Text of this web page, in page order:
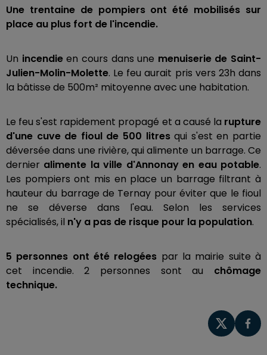
Une trentaine de pompiers ont été mobilisés sur
place au plus fort de l'incendie.
Un incendieen cours dans une menuiserie de Saint-
Julien-Molin-Molette. Le feu aurait pris vers 23h dans
la bâtisse de 500m² mitoyenne avec une habitation.
Le feu s'est rapidement propagé et a causé la rupture
d'une cuve de fioul de 500 litresqui s'est en partie
déversée dans une rivière, qui alimente un barrage. Ce
dernier alimente la ville d'Annonay en eau potable.
Les pompiers ont mis en place un barrage filtrant à
hauteur du barrage de Ternay pour éviter que le fioul
ne se déverse dans l'eau. Selon les services
spécialisés, il n'y a pas de risque pour la population.
5 personnes ont été relogées par la mairie suite à
cet incendie. 2 personnes sont au chômage
technique.